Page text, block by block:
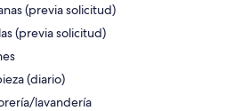
(previa solicitud)
(previa solicitud)
(diario)
lavandería